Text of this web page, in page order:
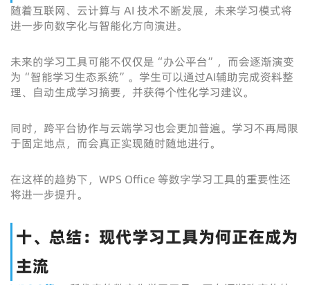
随着互联网、云计算与 AI 技术不断发展，未来学习模式将
进一步向数字化与智能化方向演进。
未来的学习工具可能不仅仅是“办公平台”，而会逐渐演变
为“智能学习生态系统”。学生可以通过AI辅助完成资料整
理、自动生成学习摘要，并获得个性化学习建议。
同时，跨平台协作与云端学习也会更加普遍。学习不再局限
于固定地点，而会真正实现随时随地进行。
在这样的趋势下，WPS Office 等数字学习工具的重要性还
将进一步提升。
十、总结：现代学习工具为何正在成为
主流